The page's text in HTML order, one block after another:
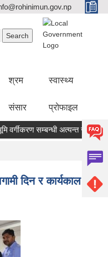
श्रम
संसार
स्वास्थ्य
प्रोफाइल
सम्बन्धी अत्यन्त जरुरी सूचना !
दिन र कार्यकाल